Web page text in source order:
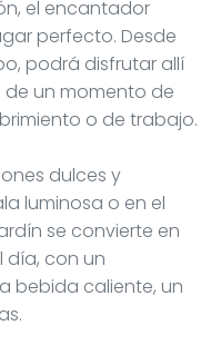
el encantador
perfecto. Desde
podrá disfrutar allí
un momento de
o de trabajo.
dulces y
luminosa o en el
se convierte en
día, con un
bebida caliente, un